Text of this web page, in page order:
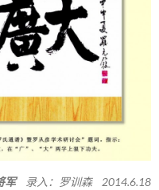
军录入：罗训森 2014.6.18